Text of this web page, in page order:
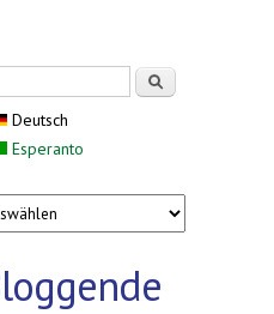
Deutsch
Esperanto